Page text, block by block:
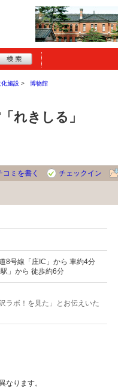
化施設 博物館
れきしる」
コミを書く
チェックイン
8号線「庄IC」から 車約4分
」から 徒歩約6分
ラボ！を見た」とお伝えいた
ります。